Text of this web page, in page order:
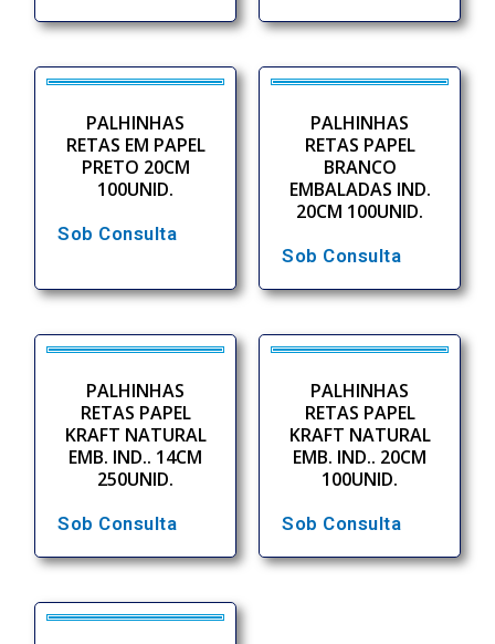
PALHINHAS
RETAS EM PAPEL
PRETO 20CM
100UNID.
Sob Consulta
PALHINHAS
RETAS PAPEL
BRANCO
EMBALADAS IND.
20CM 100UNID.
Sob Consulta
PALHINHAS
RETAS PAPEL
KRAFT NATURAL
EMB. IND.. 14CM
250UNID.
Sob Consulta
PALHINHAS
RETAS PAPEL
KRAFT NATURAL
EMB. IND.. 20CM
100UNID.
Sob Consulta